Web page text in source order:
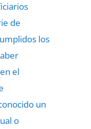
de
los
el
un
o